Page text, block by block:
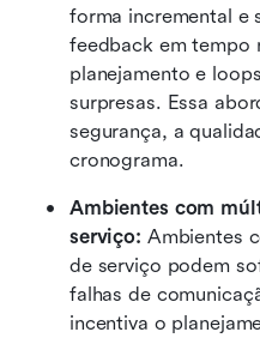
forma incremental e
feedback em tempo
planejamento e
surpresas. Essa
segurança, a
cronograma.
Ambientes com
serviço: Ambientes
de serviço podem
falhas de
incentiva o